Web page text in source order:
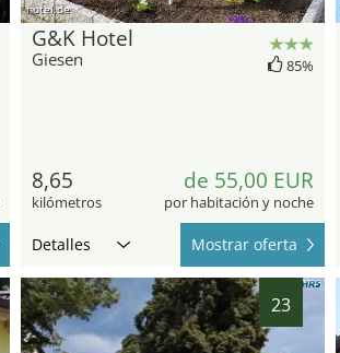
hotel.de
G&K Hotel
Giesen 85%
8,65
kilómetros
de 55,00 EUR
por habitación y noche
Detalles Mostrar oferta
23